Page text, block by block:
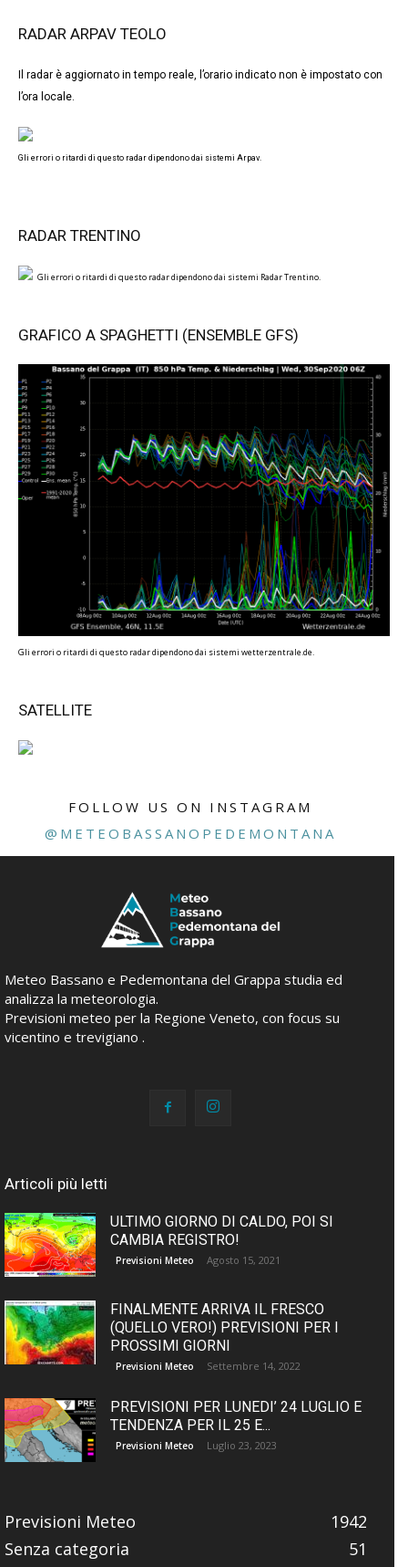
RADAR ARPAV TEOLO
Il radar è aggiornato in tempo reale, l’orario indicato non è impostato con
l’ora locale.
Gli errori o ritardi di questo radar dipendono dai sistemi Arpav.
RADAR TRENTINO
Gli errori o ritardi di questo radar dipendono dai sistemi Radar Trentino.
GRAFICO A SPAGHETTI (ENSEMBLE GFS)
Gli errori o ritardi di questo radar dipendono dai sistemi wetterzentrale.de.
SATELLITE
FOLLOW US ON INSTAGRAM
@METEOBASSANOPEDEMONTANA
Meteo Bassano e Pedemontana del Grappa studia ed
analizza la meteorologia.
Previsioni meteo per la Regione Veneto, con focus su
vicentino e trevigiano .
Articoli più letti
ULTIMO GIORNO DI CALDO, POI SI
CAMBIA REGISTRO!
Previsioni Meteo Agosto 15, 2021
FINALMENTE ARRIVA IL FRESCO
(QUELLO VERO!) PREVISIONI PER I
PROSSIMI GIORNI
Previsioni Meteo Settembre 14, 2022
PREVISIONI PER LUNEDI’ 24 LUGLIO E
TENDENZA PER IL 25 E...
Previsioni Meteo Luglio 23, 2023
Previsioni Meteo
1942
Senza categoria
51